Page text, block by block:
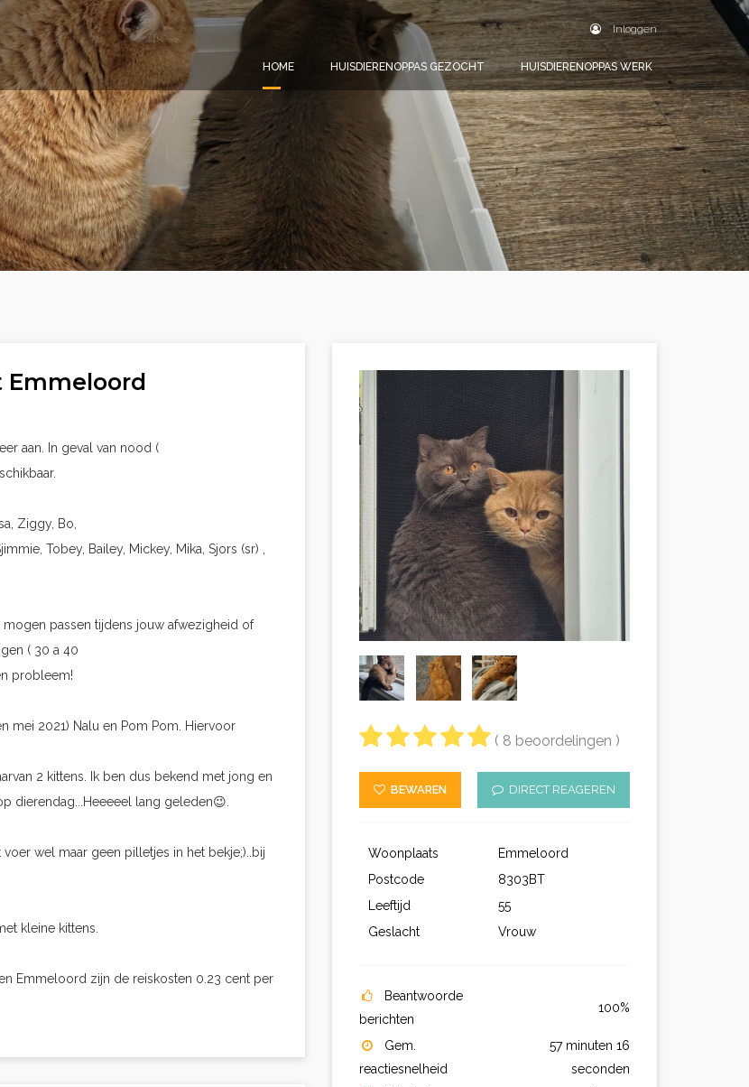
Inloggen
HOME HUISDIERENOPPAS GEZOCHT HUISDIERENOPPAS WERK
Emmeloord
aan. In geval van nood (
Ziggy, Bo,
Tobey, Bailey, Mickey, Mika, Sjors (sr) ,
passen tijdens jouw afwezigheid of
( 30 a 40
probleem!
mei 2021) Nalu en Pom Pom. Hiervoor
2 kittens. Ik ben dus bekend met jong en
dierendag...Heeeeel lang geleden😉.
wel maar geen pilletjes in het bekje;)..bij
kleine kittens.
Emmeloord zijn de reiskosten 0.23 cent per
( 8 beoordelingen )
BEWAREN DIRECT REAGEREN
Woonplaats
Emmeloord
Postcode
8303BT
Leeftijd
55
Geslacht
Vrouw
Beantwoorde
berichten
100%
Gem.
reactiesnelheid
57 minuten 16
seconden